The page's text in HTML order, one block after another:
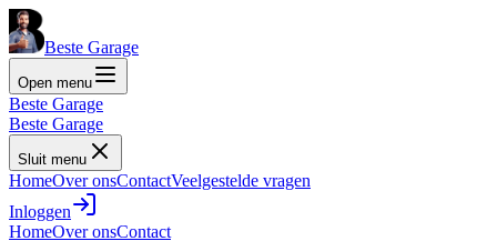
Beste Garage
Open menu
Beste Garage
Beste Garage
Sluit menu
HomeOver onsContactVeelgestelde vragen
Inloggen
HomeOver onsContact